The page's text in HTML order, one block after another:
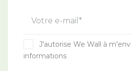
Votre e-mail*
J'autorise We Wall à
informations